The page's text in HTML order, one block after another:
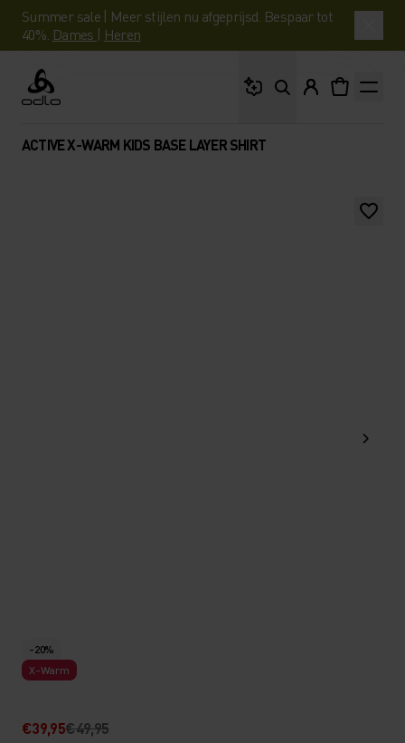
Summer sale | Meer stijlen nu afgeprijsd. Bespaar tot
40%. Dames | Heren
Odlo
ACTIVE X-WARM KIDS BASE LAYER SHIRT
-20%
X-Warm
€39,95€49,95